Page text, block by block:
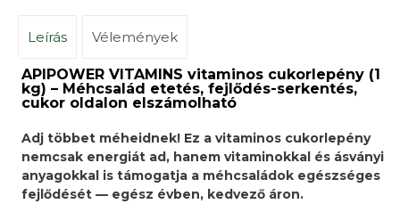
Leírás Vélemények
APIPOWER VITAMINS vitaminos cukorlepény (1
kg) – Méhcsalád etetés, fejlődés-serkentés,
cukor oldalon elszámolható
Adj többet méheidnek! Ez a vitaminos cukorlepény
nemcsak energiát ad, hanem vitaminokkal és ásványi
anyagokkal is támogatja a méhcsaládok egészséges
fejlődését — egész évben, kedvező áron.